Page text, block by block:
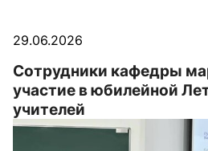
29.06.2026
Сотрудники кафедры
участие в юбилейной
учителей